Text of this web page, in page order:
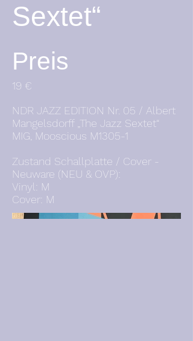
Sextet“
Preis
19 €
NDR JAZZ EDITION Nr. 05 / Albert
Mangelsdorff „The Jazz Sextet“
MIG, Mooscious M1305-1
Zustand Schallplatte / Cover -
Neuware (NEU & OVP):
Vinyl: M
Cover: M